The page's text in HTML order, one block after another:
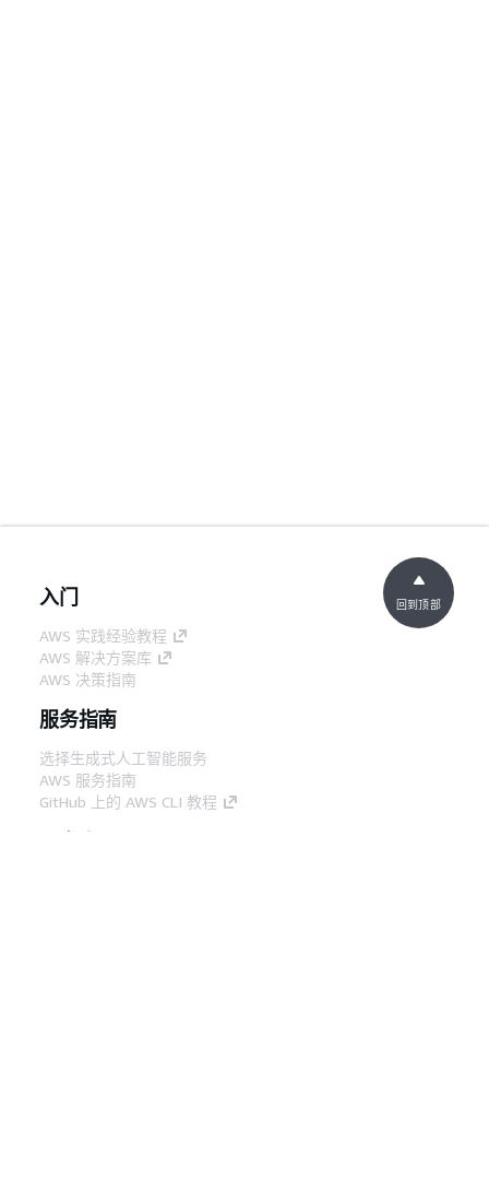
入门
AWS 实践经验教程
AWS 解决方案库
AWS 决策指南
服务指南
选择生成式人工智能服务
AWS 服务指南
GitHub 上的 AWS CLI 教程
回到顶部